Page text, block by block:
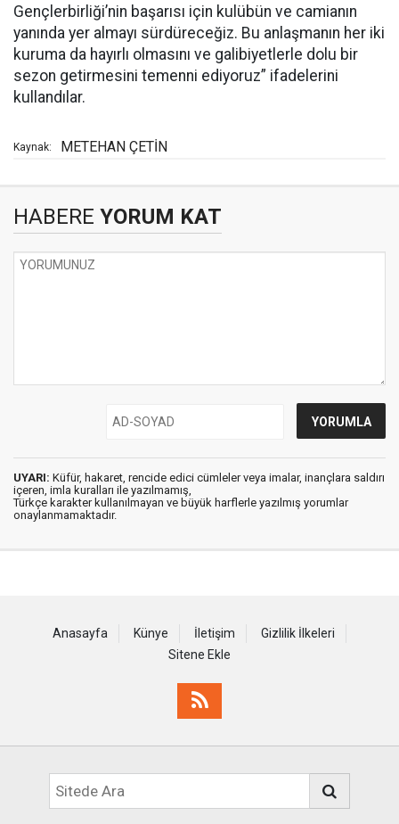
Gençlerbirliği’nin başarısı için kulübün ve camianın
yanında yer almayı sürdüreceğiz. Bu anlaşmanın her iki
kuruma da hayırlı olmasını ve galibiyetlerle dolu bir
sezon getirmesini temenni ediyoruz” ifadelerini
kullandılar.
Kaynak: METEHAN ÇETİN
HABERE YORUM KAT
UYARI: Küfür, hakaret, rencide edici cümleler veya imalar, inançlara saldırı
içeren, imla kuralları ile yazılmamış,
Türkçe karakter kullanılmayan ve büyük harflerle yazılmış yorumlar
onaylanmamaktadır.
Anasayfa Künye İletişim
Gizlilik İlkeleri
Sitene Ekle